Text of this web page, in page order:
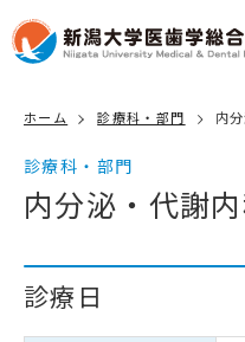
ホーム 診療科・部門 内
診療科・部門
内分泌・代謝
診療日